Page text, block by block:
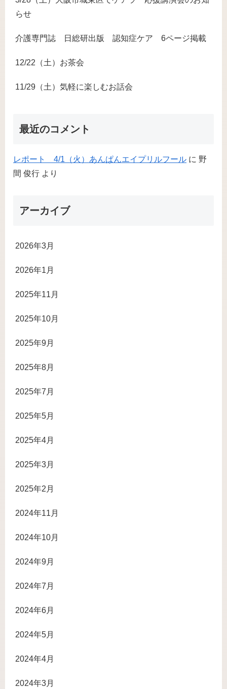
らせ
介護専門誌 日総研出版 認知症ケア 6ページ掲載
12/22（土）お茶会
11/29（土）気軽に楽しむお話会
最近のコメント
レポート 4/1（火）あんぱんエイプリルフール に 野
間 俊行 より
アーカイブ
2026年3月
2026年1月
2025年11月
2025年10月
2025年9月
2025年8月
2025年7月
2025年5月
2025年4月
2025年3月
2025年2月
2024年11月
2024年10月
2024年9月
2024年7月
2024年6月
2024年5月
2024年4月
2024年3月